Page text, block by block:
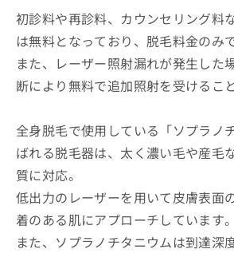
初診料や再診料、カウンセリング料
は無料となっており、脱毛料金のみ
また、レーザー照射漏れが発生した
断により無料で追加照射を受けるこ
全身脱毛で使用している「ソプラノ
ばれる脱毛器は、太く濃い毛や産毛
質に対応。
低出力のレーザーを用いて皮膚表面
着のある肌にアプローチしています。
また、ソプラノチタニウムは到達深